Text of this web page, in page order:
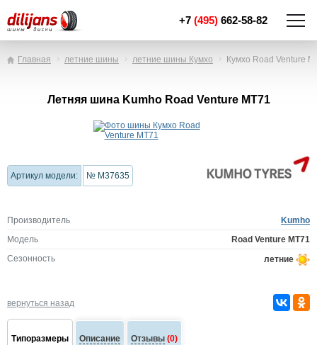
+7 (495) 662-58-82
Главная летние шины летние шины Кумхо Кумхо Road Venture
Летняя шина Kumho Road Venture MT71
Артикул модели: № M37635
Производитель
Kumho
Модель
Road Venture MT71
Сезонность
летние
вернуться назад
Типоразмеры Описание Отзывы (0)